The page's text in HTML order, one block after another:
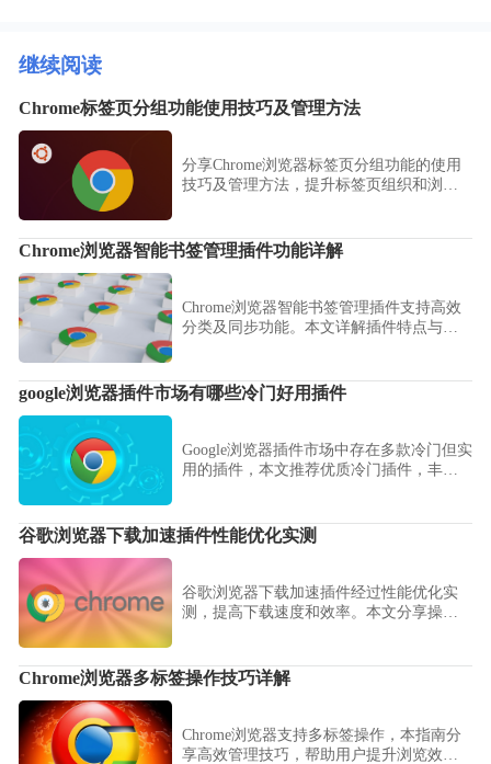
继续阅读
Chrome标签页分组功能使用技巧及管理方法
分享Chrome浏览器标签页分组功能的使用
技巧及管理方法，提升标签页组织和浏览
Chrome浏览器智能书签管理插件功能详解
Chrome浏览器智能书签管理插件支持高效
分类及同步功能。本文详解插件特点与操
google浏览器插件市场有哪些冷门好用插件
Google浏览器插件市场中存在多款冷门但实
用的插件，本文推荐优质冷门插件，丰富
谷歌浏览器下载加速插件性能优化实测
谷歌浏览器下载加速插件经过性能优化实
测，提高下载速度和效率。本文分享操作
Chrome浏览器多标签操作技巧详解
Chrome浏览器支持多标签操作，本指南分
享高效管理技巧，帮助用户提升浏览效率